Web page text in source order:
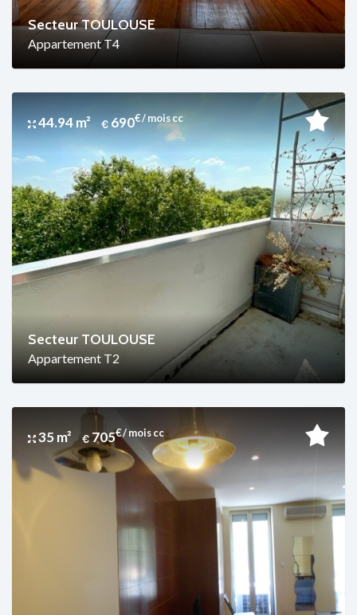
Secteur TOULOUSE
Appartement T4
44.94 m² 690€ / mois cc
Secteur TOULOUSE
Appartement T2
35 m² 705€ / mois cc